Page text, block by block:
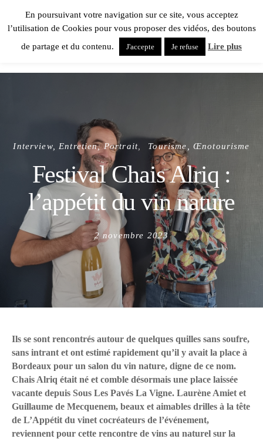
Interview, Entretien, Portrait Tourisme, Œnotourisme
Festival Chais Alriq :
l’appétit du vin nature
Posted
on
2 novembre 2023
Ils se sont rencontrés autour de quelques quilles sans soufre,
sans intrant et ont estimé rapidement qu’il y avait la place à
Bordeaux pour un salon du vin nature, digne de ce nom.
Chais Alriq était né et comble désormais une place laissée
vacante depuis Sous Les Pavés La Vigne. Laurène Amiet et
Guillaume de Mecquenem, beaux et aimables drilles à la tête
de L’Appétit du vinet cocréateurs de l’événement,
reviennent pour cette rencontre de vins au naturel sur la
En poursuivant votre navigation sur ce site, vous acceptez
l’utilisation de Cookies pour vous proposer des vidéos, des boutons
de partage et du contenu.
J'accepte Je refuse Lire plus